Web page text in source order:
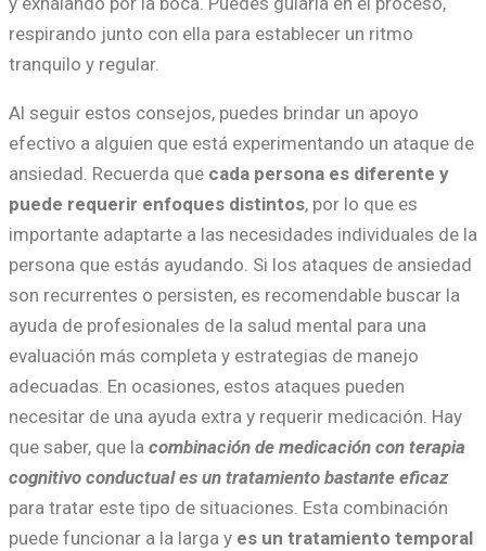
respirando junto con ella para establecer un ritmo
tranquilo y regular.
Al seguir estos consejos, puedes brindar un apoyo
efectivo a alguien que está experimentando un ataque de
ansiedad. Recuerda que cada persona es diferente y
puede requerir enfoques distintos, por lo que es
importante adaptarte a las necesidades individuales de la
persona que estás ayudando. Si los ataques de ansiedad
son recurrentes o persisten, es recomendable buscar la
ayuda de profesionales de la salud mental para una
evaluación más completa y estrategias de manejo
adecuadas. En ocasiones, estos ataques pueden
necesitar de una ayuda extra y requerir medicación. Hay
que saber, que la combinación de medicación con terapia
cognitivo conductual es un tratamiento bastante eficaz
para tratar este tipo de situaciones. Esta combinación
puede funcionar a la larga y es un tratamiento temporal